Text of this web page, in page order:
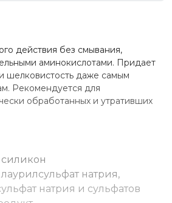
действия без смывания,
аминокислотами. Придает
шелковистость даже самым
Рекомендуется для
обработанных и утративших
натрия,
натрия и сульфатов